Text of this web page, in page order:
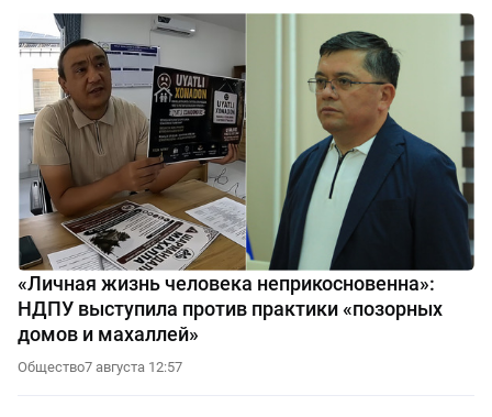
«Личная жизнь человека неприкосновенна»:
НДПУ выступила против практики «позорных
домов и махаллей»
Общество7 августа 12:57